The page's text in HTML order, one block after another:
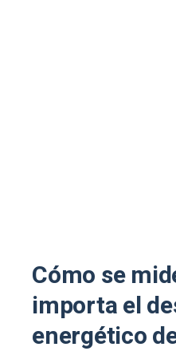
Cómo se
importa el
energético